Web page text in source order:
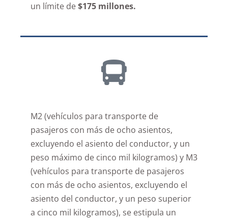
un límite de$175 millones.
M2 (vehículos para transporte de
pasajeros con más de ocho asientos,
excluyendo el asiento del conductor, y un
peso máximo de cinco mil kilogramos) y M3
(vehículos para transporte de pasajeros
con más de ocho asientos, excluyendo el
asiento del conductor, y un peso superior
a cinco mil kilogramos), se estipula un